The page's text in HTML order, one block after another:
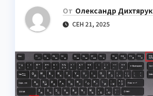
От Олександр Дихтярук
СЕН 21, 2025